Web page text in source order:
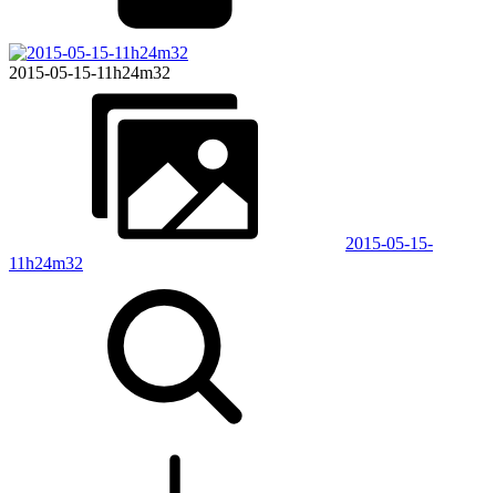
2015-05-15-11h24m32
2015-05-15-
11h24m32